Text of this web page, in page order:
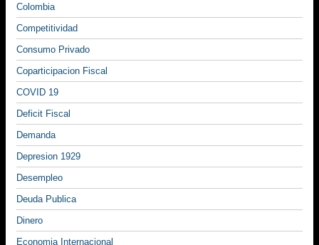
Colombia
Competitividad
Consumo Privado
Coparticipacion Fiscal
COVID 19
Deficit Fiscal
Demanda
Depresion 1929
Desempleo
Deuda Publica
Dinero
Economia Internacional